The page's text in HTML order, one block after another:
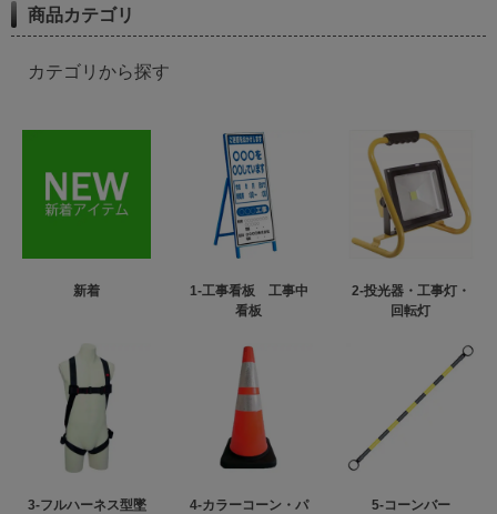
商品カテゴリ
カテゴリから探す
新着
1-工事看板 工事中
看板
2-投光器・工事灯・
回転灯
3-フルハーネス型墜
4-カラーコーン・パ
5-コーンバー